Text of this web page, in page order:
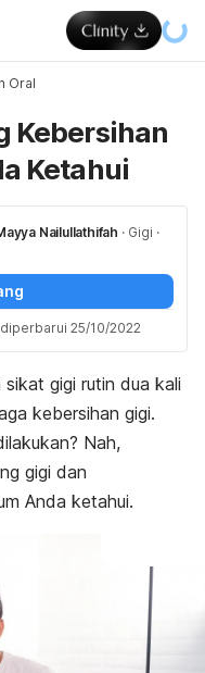
Oral
Kebersihan
Ketahui
Nailullathifah · Gigi ·
25/10/2022
gigi rutin dua kali
kebersihan gigi.
Nah,
gigi dan
Anda ketahui.